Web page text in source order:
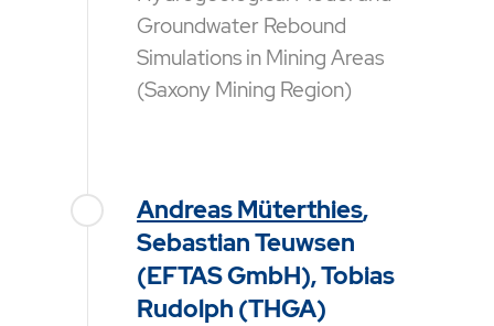
Groundwater Rebound
Simulations in Mining Areas
(Saxony Mining Region)
Andreas Müterthies,
Sebastian Teuwsen
(EFTAS GmbH), Tobias
Rudolph (THGA)